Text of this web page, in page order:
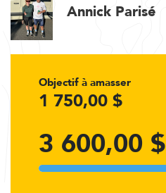
Annick Parisé
Objectif à amasser
1 750,00 $
3 600,00 $